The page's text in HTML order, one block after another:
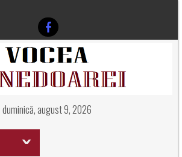
duminică, august 9, 2026